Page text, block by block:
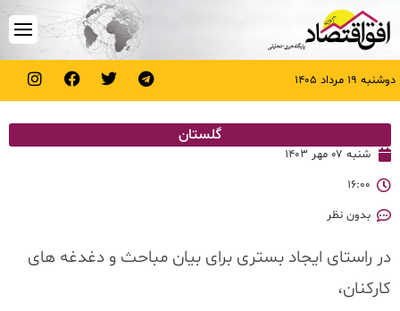
دوشنبه ۱۹ مرداد ۱۴۰۵
گلستان
شنبه ۰۷ مهر ۱۴۰۳
۱۶:۰۰
بدون نظر
در راستای ایجاد بستری برای بیان مباحث و دغدغه های
کارکنان،